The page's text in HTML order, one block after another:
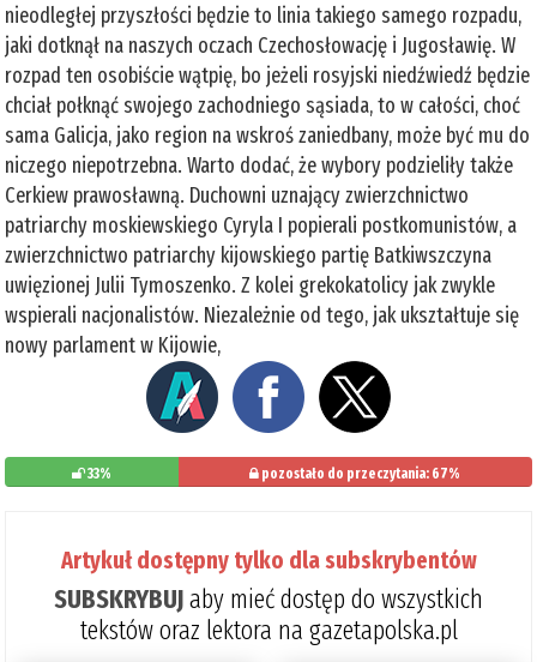
nieodległej przyszłości będzie to linia takiego samego rozpadu,
jaki dotknął na naszych oczach Czechosłowację i Jugosławię. W
rozpad ten osobiście wątpię, bo jeżeli rosyjski niedźwiedź będzie
chciał połknąć swojego zachodniego sąsiada, to w całości, choć
sama Galicja, jako region na wskroś zaniedbany, może być mu do
niczego niepotrzebna. Warto dodać, że wybory podzieliły także
Cerkiew prawosławną. Duchowni uznający zwierzchnictwo
patriarchy moskiewskiego Cyryla I popierali postkomunistów, a
zwierzchnictwo patriarchy kijowskiego partię Batkiwszczyna
uwięzionej Julii Tymoszenko. Z kolei grekokatolicy jak zwykle
wspierali nacjonalistów. Niezależnie od tego, jak ukształtuje się
nowy parlament w Kijowie,
33% pozostało do przeczytania: 67%
Artykuł dostępny tylko dla subskrybentów
SUBSKRYBUJaby mieć dostęp do wszystkich
tekstów oraz lektora na gazetapolska.pl